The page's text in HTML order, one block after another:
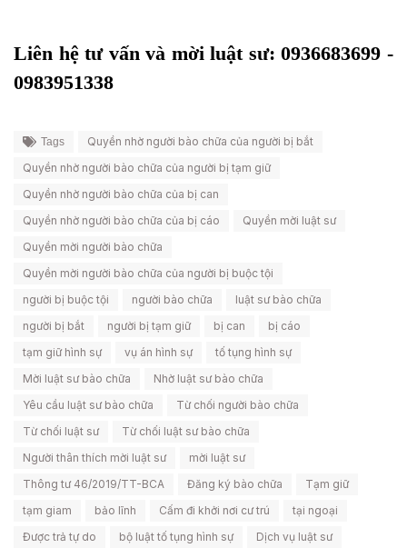
Liên hệ tư vấn và mời luật sư: 0936683699 -
0983951338
Tags
Quyền nhờ người bào chữa của người bị bắt
Quyền nhờ người bào chữa của người bị tạm giữ
Quyền nhờ người bào chữa của bị can
Quyền nhờ người bào chữa của bị cáo
Quyền mời luật sư
Quyền mời người bào chữa
Quyền mời người bào chữa của người bị buộc tội
người bị buộc tội
người bào chữa
luật sư bào chữa
người bị bắt
người bị tạm giữ bị can
bị cáo
tạm giữ hình sự
vụ án hình sự
tố tụng hình sự
Mời luật sư bào chữa
Nhờ luật sư bào chữa
Yêu cầu luật sư bào chữa
Từ chối người bào chữa
Từ chối luật sư
Từ chối luật sư bào chữa
Người thân thích mời luật sư
mời luật sư
Thông tư 46/2019/TT-BCA
Đăng ký bào chữa
Tạm giữ
tạm giam
bảo lĩnh Cấm đi khởi nơi cư trú
tại ngoại
Được trả tự do
bộ luật tố tụng hình sự Dịch vụ luật sư